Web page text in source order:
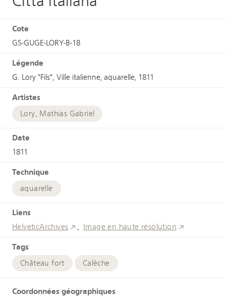
Cote
GS-GUGE-LORY-B-18
Légende
G. Lory "Fils", Ville italienne, aquarelle, 1811
Artistes
Lory, Mathias Gabriel
Date
1811
Technique
aquarelle
Liens
HelveticArchives Image en haute résolution
Tags
Château fort Calèche
Coordonnées géographiques